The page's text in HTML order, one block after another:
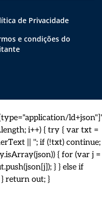
de Privacidade
e condições do
i++) { try { var txt =
|| ''; if (!txt) continue;
{ for (var j =
} } else if
} return out; }